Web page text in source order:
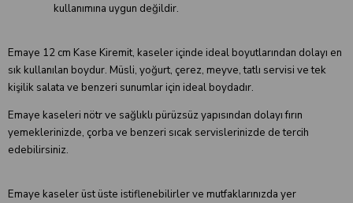
kullanımına uygun değildir.
Emaye 12 cm Kase Kiremit, kaseler içinde ideal boyutlarından dolayı en
sık kullanılan boydur. Müsli, yoğurt, çerez, meyve, tatlı servisi ve tek
kişilik salata ve benzeri sunumlar için ideal boydadır.
Emaye kaseleri nötr ve sağlıklı pürüzsüz yapısından dolayı fırın
yemeklerinizde, çorba ve benzeri sıcak servislerinizde de tercih
edebilirsiniz.
Emaye kaseler üst üste istiflenebilirler ve mutfaklarınızda yer